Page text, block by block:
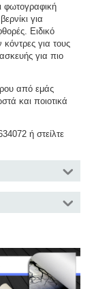
φωτογραφική
για
Ειδικό
για τους
για πιο
από εμάς
και ποιοτικά
ή στείλτε